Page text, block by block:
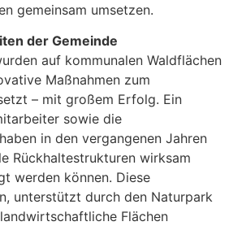
gemeinsam umsetzen.
der Gemeinde
auf kommunalen Waldflächen
Maßnahmen zum
– mit großem Erfolg. Ein
sowie die
in den vergangenen Jahren
Rückhaltestrukturen wirksam
werden können. Diese
unterstützt durch den Naturpark
Flächen